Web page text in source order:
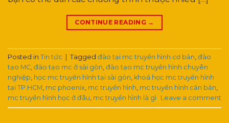
CONTINUE READING →
Posted in Tin tức Tagged đào tại mc truyền hình cơ bản, đào
tạo MC, đào tạo mc ở sài gòn, đào tạo mc truyền hình chuyên
nghiệp, học mc truyền hình tại sài gòn, khoá học mc truyền hình
tại TP.HCM, mc phoenix, mc truyền hình, mc truyền hình căn bản,
mc truyền hình học ở đâu, mc truyền hình là gì Leave a comment